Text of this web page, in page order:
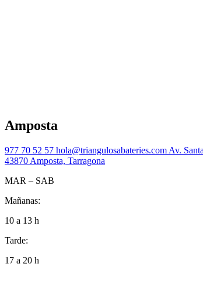
Amposta
977 70 52 57 hola@triangulosabateries.com Av.
43870 Amposta, Tarragona
MAR – SAB
Mañanas:
10 a 13 h
Tarde:
17 a 20 h